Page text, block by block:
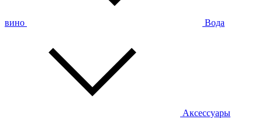
вино Вода
Аксессуары